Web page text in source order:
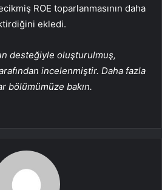
ROE toparlanmasının daha
ekledi.
desteğiyle oluşturulmuş,
incelenmiştir. Daha fazla
bölümümüze bakın.